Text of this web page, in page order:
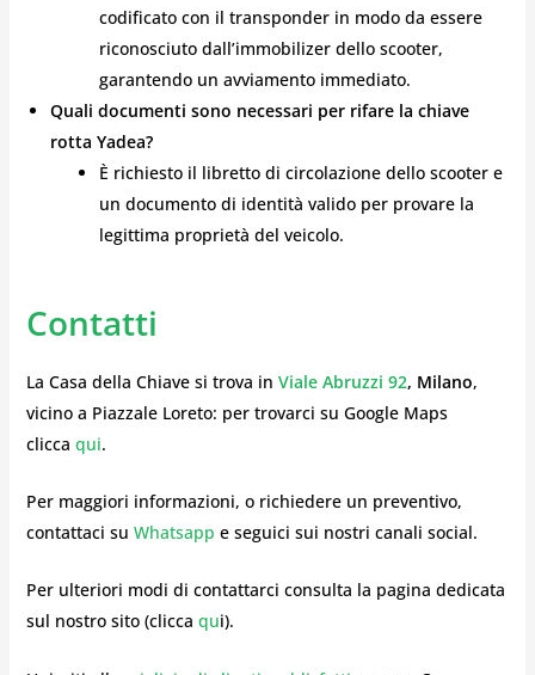
codificato con il transponder in modo da essere
riconosciuto dall’immobilizer dello scooter,
garantendo un avviamento immediato.
Quali documenti sono necessari per rifare la chiave
rotta Yadea?
È richiesto il libretto di circolazione dello scooter e
un documento di identità valido per provare la
legittima proprietà del veicolo.
Contatti
La Casa della Chiave si trova in Viale Abruzzi 92, Milano,
vicino a Piazzale Loreto: per trovarci su Google Maps
clicca qui.
Per maggiori informazioni, o richiedere un preventivo,
contattaci su Whatsapp e seguici sui nostri canali social.
Per ulteriori modi di contattarci consulta la pagina dedicata
sul nostro sito (clicca qui).